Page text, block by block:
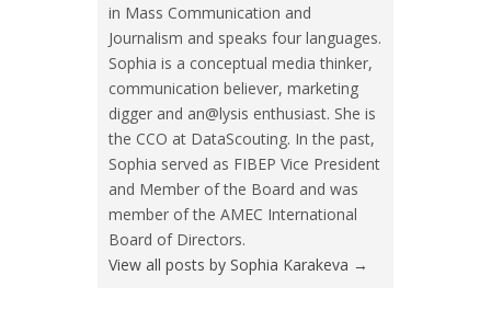
in Mass Communication and
Journalism and speaks four languages.
Sophia is a conceptual media thinker,
communication believer, marketing
digger and an@lysis enthusiast. She is
the CCO at DataScouting. In the past,
Sophia served as FIBEP Vice President
and Member of the Board and was
member of the AMEC International
Board of Directors.
View all posts by Sophia Karakeva →